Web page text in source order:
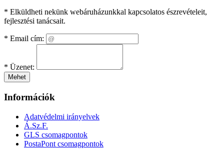
* Elküldheti nekünk webáruházunkkal kapcsolatos észrevételeit,
fejlesztési tanácsait.
* Email cím:
* Üzenet:
Mehet
Információk
Adatvédelmi irányelvek
Á.Sz.F.
GLS csomagpontok
PostaPont csomagpontok